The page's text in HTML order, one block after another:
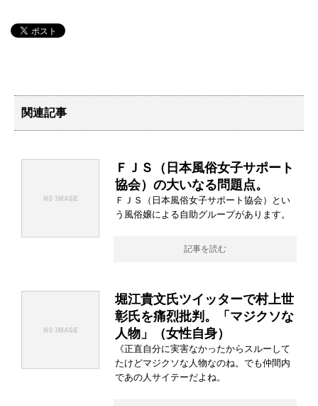
関連記事
ＦＪＳ（日本風俗女子サポート
協会）の大いなる問題点。
ＦＪＳ（日本風俗女子サポート協会）とい
う風俗嬢による自助グループがあります。
記事を読む
堀江貴文氏ツイッターで村上世
彰氏を痛烈批判。「マジクソな
人物」（女性自身）
《正直自分に実害なかったからスルーして
たけどマジクソな人物なのね。でも仲間内
であの人サイテーだよね。